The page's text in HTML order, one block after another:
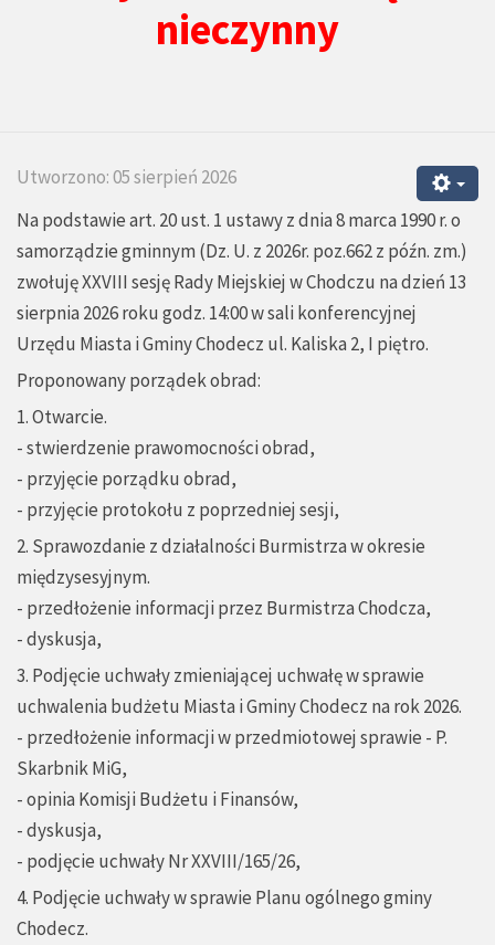
nieczynny
Utworzono: 05 sierpień 2026
Na podstawie art. 20 ust. 1 ustawy z dnia 8 marca 1990 r. o
samorządzie gminnym (Dz. U. z 2026r. poz.662 z późn. zm.)
zwołuję XXVIII sesję Rady Miejskiej w Chodczu na dzień 13
sierpnia 2026 roku godz. 14:00 w sali konferencyjnej
Urzędu Miasta i Gminy Chodecz ul. Kaliska 2, I piętro.
Proponowany porządek obrad:
1. Otwarcie.
- stwierdzenie prawomocności obrad,
- przyjęcie porządku obrad,
- przyjęcie protokołu z poprzedniej sesji,
2. Sprawozdanie z działalności Burmistrza w okresie
międzysesyjnym.
- przedłożenie informacji przez Burmistrza Chodcza,
- dyskusja,
3. Podjęcie uchwały zmieniającej uchwałę w sprawie
uchwalenia budżetu Miasta i Gminy Chodecz na rok 2026.
- przedłożenie informacji w przedmiotowej sprawie - P.
Skarbnik MiG,
- opinia Komisji Budżetu i Finansów,
- dyskusja,
- podjęcie uchwały Nr XXVIII/165/26,
4. Podjęcie uchwały w sprawie Planu ogólnego gminy
Chodecz.